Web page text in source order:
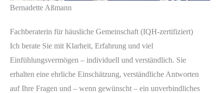
Bernadette Aßmann
Fachberaterin für häusliche Gemeinschaft (IQH-zertifiziert)
Ich berate Sie mit Klarheit, Erfahrung und viel
Einfühlungsvermögen – individuell und verständlich. Sie
erhalten eine ehrliche Einschätzung, verständliche Antworten
auf Ihre Fragen und – wenn gewünscht – ein unverbindliches